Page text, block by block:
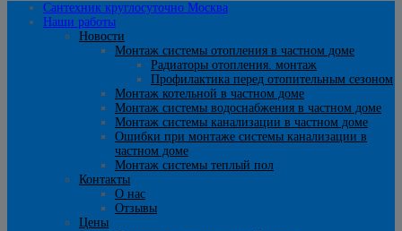
Сантехник круглосуточно Москва
Наши работы
Новости
Монтаж системы отопления в частном доме
Радиаторы отопления. монтаж
Профилактика перед отопительным сезоном
Монтаж котельной в частном доме
Монтаж системы водоснабжения в частном доме
Монтаж системы канализации в частном доме
Ошибки при монтаже системы канализации в
частном доме
Монтаж системы теплый пол
Контакты
О нас
Отзывы
Цены